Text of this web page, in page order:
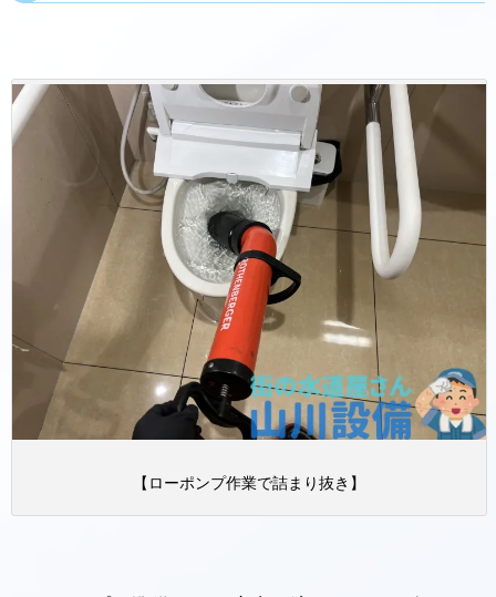
【ローポンプ作業で詰まり抜き】